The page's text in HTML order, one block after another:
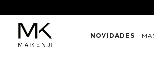
NOVIDADES